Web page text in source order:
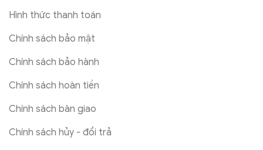
Hình thức thanh toán
Chính sách bảo mật
Chính sách bảo hành
Chính sách hoàn tiền
Chính sách bàn giao
Chính sách hủy - đổi trả